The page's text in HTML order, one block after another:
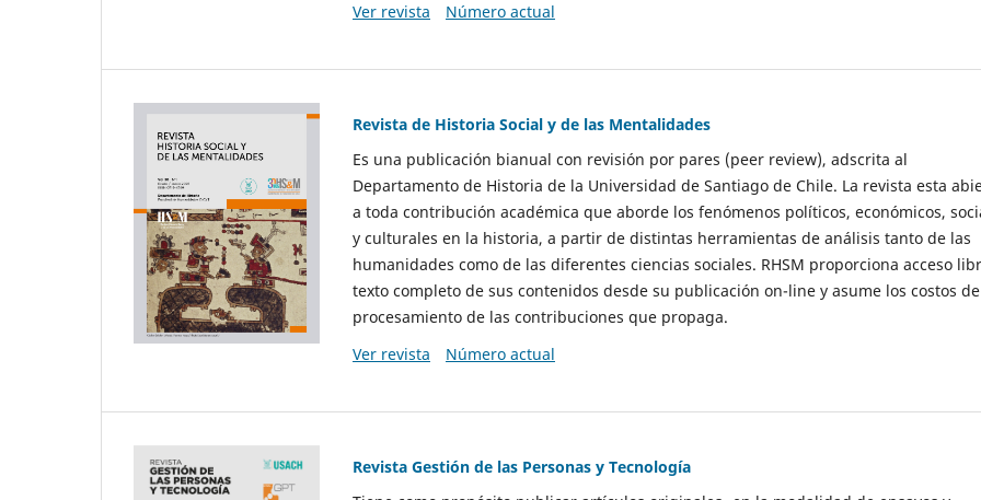
Ver revista
Número actual
Revista de Historia Social y de las Mentalidades
Es una publicación bianual con revisión por pares (peer review), adscrita al
Departamento de Historia de la Universidad de Santiago de Chile. La revista esta
a toda contribución académica que aborde los fenómenos políticos, económicos,
y culturales en la historia, a partir de distintas herramientas de análisis tanto de las
humanidades como de las diferentes ciencias sociales. RHSM proporciona acceso
texto completo de sus contenidos desde su publicación on-line y asume los costos de
procesamiento de las contribuciones que propaga.
Ver revista
Número actual
Revista Gestión de las Personas y Tecnología